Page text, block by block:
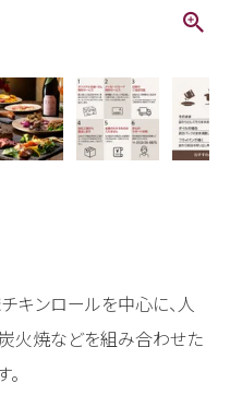
キンロールを中心に、人
火焼などを組み合わせた